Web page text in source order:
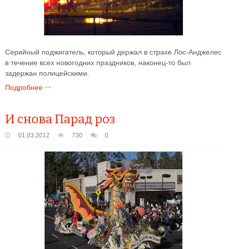
Серийный поджигатель, который держал в страхе Лос-Анджелес
в течение всех новогодних праздников, наконец-то был
задержан полицейскими.
Подробнее
И снова Парад роз
01.03.2012 730 0